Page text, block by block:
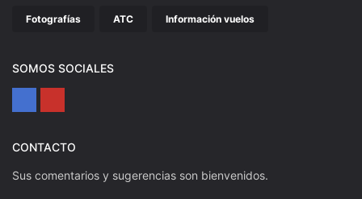
Fotografías ATC Información vuelos
SOMOS SOCIALES
CONTACTO
Sus comentarios y sugerencias son bienvenidos.